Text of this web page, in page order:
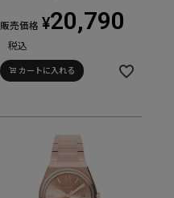
販売価格 ¥20,790
税込
カートに入れる